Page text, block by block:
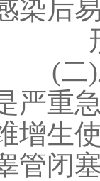
染后
(二
严重
增生
管闭